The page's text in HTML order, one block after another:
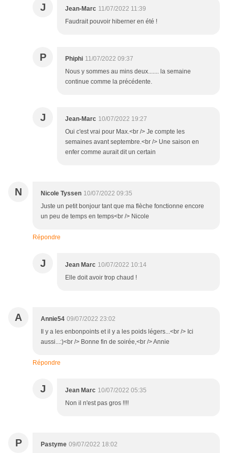
J Jean-Marc 11/07/2022 11:39
Faudrait pouvoir hiberner en été !
P Phiphi 11/07/2022 09:37
Nous y sommes au mins deux....... la semaine
continue comme la précédente.
J Jean-Marc 10/07/2022 19:27
Oui c'est vrai pour Max.<br /> Je compte les
semaines avant septembre.<br /> Une saison en
enfer comme aurait dit un certain
N Nicole Tyssen 10/07/2022 09:35
Juste un petit bonjour tant que ma flèche fonctionne encore
un peu de temps en temps<br /> Nicole
Répondre
J Jean Marc 10/07/2022 10:14
Elle doit avoir trop chaud !
A Annie54 09/07/2022 23:02
Il y a les enbonpoints et il y a les poids légers...<br /> Ici
aussi...:)<br /> Bonne fin de soirée,<br /> Annie
Répondre
J Jean Marc 10/07/2022 05:35
Non il n'est pas gros !!!!
P Pastyme 09/07/2022 18:02